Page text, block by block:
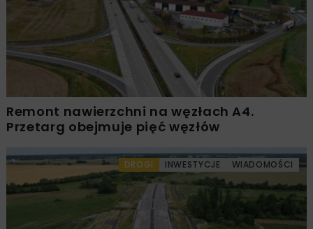
Remont nawierzchni na węzłach A4.
Przetarg obejmuje pięć węzłów
DROGI INWESTYCJE WIADOMOŚCI